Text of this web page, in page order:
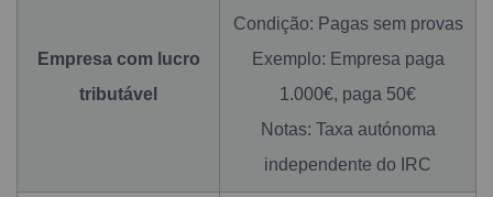
Empresa com lucro
tributável
Condição: Pagas sem provas
Exemplo: Empresa paga
1.000€, paga 50€
Notas: Taxa autónoma
independente do IRC